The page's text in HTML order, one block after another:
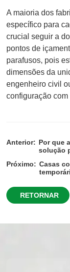
A maioria dos
específico para
crucial seguir a
pontos de
parafusos, pois
dimensões da
engenheiro civil
configuração
Anterior: Por que
solução
Próximo: Casas
RETORNAR